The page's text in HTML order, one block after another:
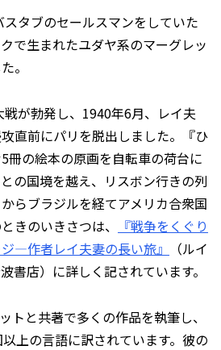
タブのセールスマンをしていた
で生まれたユダヤ系のマーグレッ
。
が勃発し、1940年6月、レイ夫
直前にパリを脱出しました。『ひ
冊の絵本の原画を自転車の荷台に
の国境を越え、リスボン行きの列
らブラジルを経てアメリカ合衆国
きのいきさつは、
『戦争をくぐり
―作者レイ夫妻の長い旅』
（ルイ
書店）に詳しく記されています。
トと共著で多くの作品を執筆し、
上の言語に訳されています。彼の